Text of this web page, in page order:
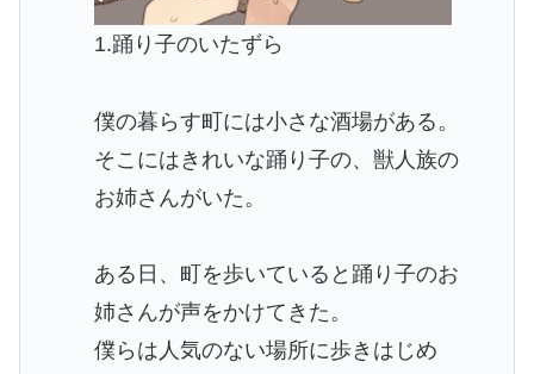
1.踊り子のいたずら
僕の暮らす町には小さな酒場がある。
そこにはきれいな踊り子の、獣人族の
お姉さんがいた。
ある日、町を歩いていると踊り子のお
姉さんが声をかけてきた。
僕らは人気のない場所に歩きはじめ